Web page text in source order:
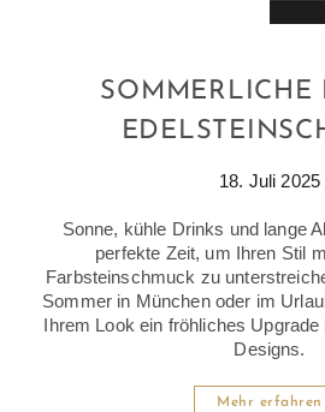
SOMMERLICHE
18. Juli 2025
Sonne, kühle Drinks und lange
perfekte Zeit, um Ihren Stil
Farbsteinschmuck zu
Sommer in München oder im
Ihrem Look ein fröhliches
Designs.
Mehr erfahren